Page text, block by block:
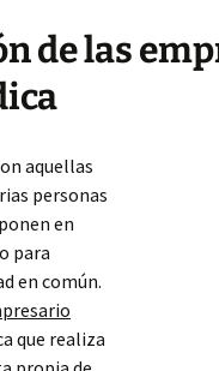
de las
aquellas
personas
en
para
en común.
que realiza